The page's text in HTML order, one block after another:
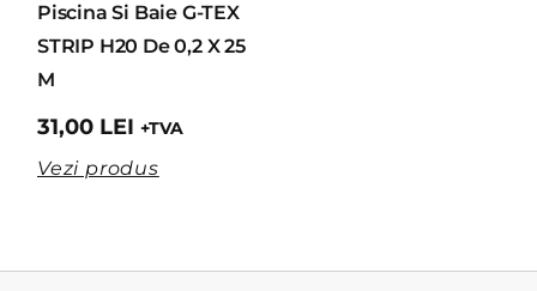
Piscina Si Baie G-TEX
STRIP H20 De 0,2 X 25
M
31,00 LEI +TVA
Vezi produs